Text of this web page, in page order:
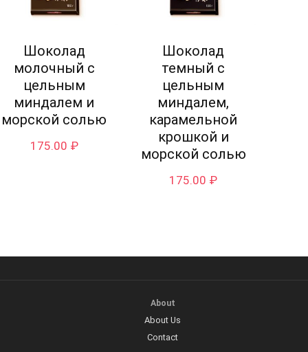
Шоколад
молочный с
цельным
миндалем и
морской солью
175.00 ₽
Шоколад
темный с
цельным
миндалем,
карамельной
крошкой и
морской солью
175.00 ₽
About
About Us
Contact